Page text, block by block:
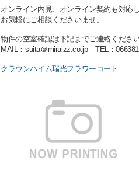
オンライン内見、オンライン契約も対応
お気軽にご相談くださいませ。
物件の空室確認は下記までご連絡ください
MAIL：suita＠miraizz.co.jp TEL：
クラウンハイム瑞光フラワーコート